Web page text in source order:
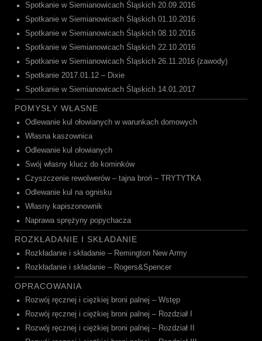
Spotkanie w Siemianowicach Śląskich 20.09.2016
Spotkanie w Siemianowicach Śląskich 01.10.2016
Spotkanie w Siemianowicach Śląskich 08.10.2016
Spotkanie w Siemianowicach Śląskich 22.10.2016
Spotkanie w Siemianowicach Śląskich 26.11.2016 (zawody)
Spotkanie 2017.01.12 – Dixie
Spotkanie w Siemianowicach Śląskich 14.01.2017
POMYSŁY WŁASNE
Odlewanie kul ołowianych w warunkach domowych
Własna kaszownica
Odlewanie kul ołowianych
Swój własny klucz do kominków
Czyszczenie rewolwerów – tajna broń – TRYTYTKA
Odlewanie kul na ognisku
Własny kapiszonownik
Naprawa sprężyny popychacza
ROZKŁADANIE I SKŁADANIE
Rozkładanie i składanie – Remington New Army
Rozkładanie i składanie – Rogers&Spencer
OPRACOWANIA
Rozwój ręcznej i ciężkiej broni palnej – Wstęp
Rozwój ręcznej i ciężkiej broni palnej – Rozdział I
Rozwój ręcznej i ciężkiej broni palnej – Rozdział II